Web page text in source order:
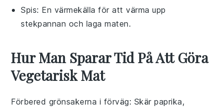
Spis: En värmekälla för att värma upp
stekpannan och laga maten.
Hur Man Sparar Tid På Att Göra
Vegetarisk Mat
Förbered grönsakerna i förväg: Skärpaprika,